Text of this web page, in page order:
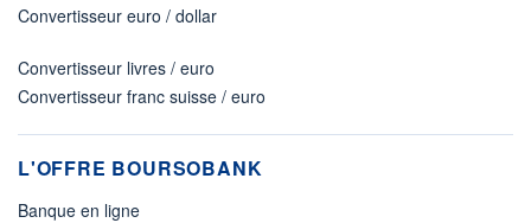
Convertisseur euro / dollar
Convertisseur livres / euro
Convertisseur franc suisse / euro
L'OFFRE BOURSOBANK
Banque en ligne